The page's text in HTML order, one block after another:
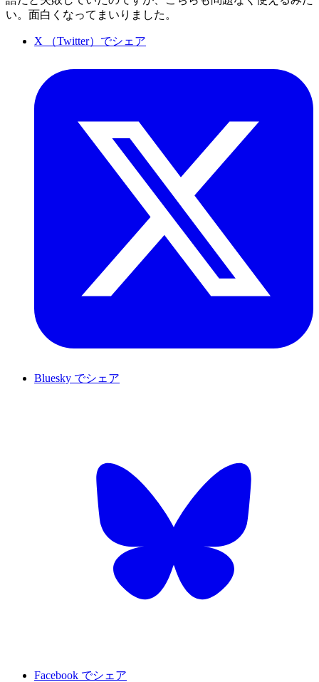
い。面白くなってまいりました。
X （Twitter）でシェア
Bluesky でシェア
Facebook でシェア